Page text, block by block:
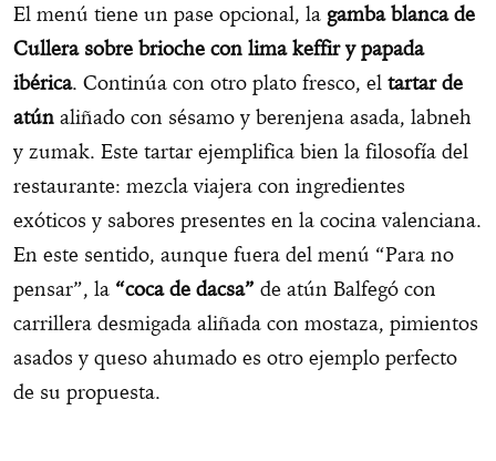
El menú tiene un pase opcional, la gamba blanca de
Cullera sobre brioche con lima keffir y papada
ibérica. Continúa con otro plato fresco, el tartar de
atún aliñado con sésamo y berenjena asada, labneh
y zumak. Este tartar ejemplifica bien la filosofía del
restaurante: mezcla viajera con ingredientes
exóticos y sabores presentes en la cocina valenciana.
En este sentido, aunque fuera del menú “Para no
pensar”, la “coca de dacsa” de atún Balfegó con
carrillera desmigada aliñada con mostaza, pimientos
asados y queso ahumado es otro ejemplo perfecto
de su propuesta.